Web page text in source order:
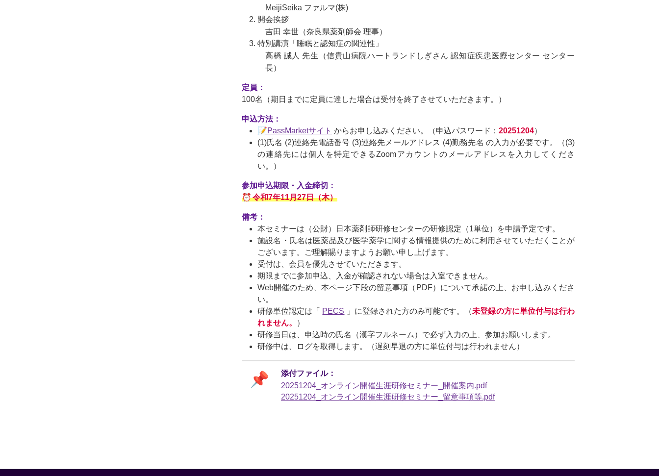
MeijiSeika ファルマ(株)
開会挨拶
吉田 幸世（奈良県薬剤師会 理事）
特別講演「睡眠と認知症の関連性」
高橋 誠人 先生（信貴山病院ハートランドしぎさん 認知症疾患医療センター センター
長）
定員：
100名（期日までに定員に達した場合は受付を終了させていただきます。）
申込方法：
PassMarketサイト からお申し込みください。（申込パスワード： 20251204）
(1)氏名 (2)連絡先電話番号 (3)連絡先メールアドレス (4)勤務先名 の入力が必要です。（(3)
の連絡先には個人を特定できるZoomアカウントのメールアドレスを入力してくださ
い。）
参加申込期限・入金締切：
令和7年11月27日（木）
備考：
本セミナーは（公財）日本薬剤師研修センターの研修認定（1単位）を申請予定です。
施設名・氏名は医薬品及び医学薬学に関する情報提供のために利用させていただくことが
ございます。ご理解賜りますようお願い申し上げます。
受付は、会員を優先させていただきます。
期限までに参加申込、入金が確認されない場合は入室できません。
Web開催のため、本ページ下段の留意事項（PDF）について承諾の上、お申し込みくださ
い。
研修単位認定は「 PECS 」に登録された方のみ可能です。（未登録の方に単位付与は行わ
れません。
）
研修当日は、申込時の氏名（漢字フルネーム）で必ず入力の上、参加お願いします。
研修中は、ログを取得します。（遅刻早退の方に単位付与は行われません）
20251204_オンライン開催生涯研修セミナー_開催案内.pdf
20251204_オンライン開催生涯研修セミナー_留意事項等.pdf